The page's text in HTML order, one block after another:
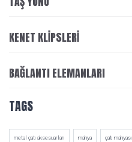
KENET KLIPSLERI
BAĞLANTI ELEMANLARI
TAGS
metal çatı aksesuarları mahya çatı mahyası